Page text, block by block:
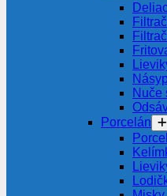
Nuče
Porcelán